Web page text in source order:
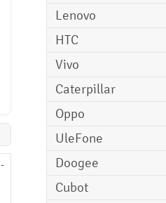
Lenovo
HTC
Vivo
Caterpillar
Oppo
UleFone
Doogee
Cubot